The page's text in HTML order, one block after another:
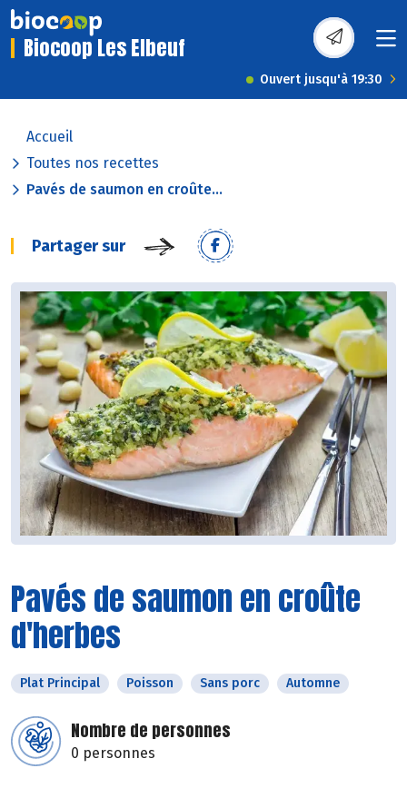
Biocoop Les Elbeuf
Ouvert jusqu'à 19:30
Accueil
Toutes nos recettes
Pavés de saumon en croûte...
Partager sur
Pavés de saumon en croûte
d'herbes
Plat Principal Poisson Sans porc Automne
Nombre de personnes
0 personnes